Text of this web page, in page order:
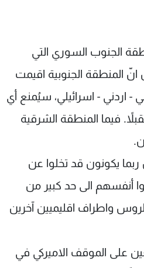
الجنوب السوري التي
المنطقة الجنوبية اقيمت
- اردني - اسرائيلي، سيُمنع أي
فيما المنطقة الشرقية
ربما يكونون قد تخلوا عن
أنفسهم الى حد كبير من
واطراف اقليميين آخرين
على الموقف الاميركي في